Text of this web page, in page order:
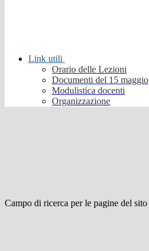
Link utili
Orario delle Lezioni
Documenti del 15 maggio
Modulistica docenti
Organizzazione
Campo di ricerca per le pagine del sito